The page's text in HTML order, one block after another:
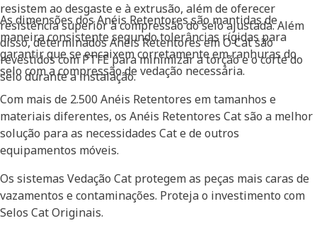
resistem ao desgaste e à extrusão, além de oferecer
resistência superior à compressão do selo ajustada. Além
disso, determinados Anéis Retentores em O Cat são
revestidos com PTFE para minimizar a torção e o corte do
selo durante a instalação.
As dimensões dos Anéis Retentores são mantidas de
maneira consistente segundo tolerâncias rígidas para
garantir que se encaixem corretamente em ranhuras do
selo com a compressão de vedação necessária.
Com mais de 2.500 Anéis Retentores em tamanhos e
materiais diferentes, os Anéis Retentores Cat são a melhor
solução para as necessidades Cat e de outros
equipamentos móveis.
Os sistemas Vedação Cat protegem as peças mais caras de
vazamentos e contaminações. Proteja o investimento com
Selos Cat Originais.